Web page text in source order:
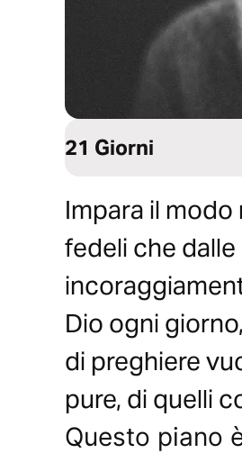
21 Giorni
Impara il
fedeli che
Dio ogni
di preghiere
pure, di quelli
Questo piano